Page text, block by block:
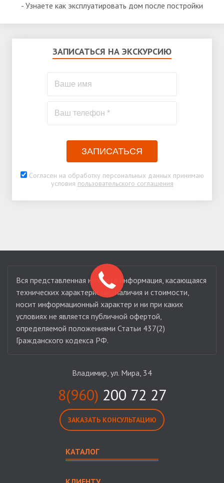
- Узнаете как эксплуатировать дом после постройки
ЗАПИСАТЬСЯ НА ЭКСКУРСИЮ
ЗАПИСАТЬСЯ
Согласен на обработку персональных данных принимаю
условия пользовательского соглашения
Вся представленная на сайте информация, касающаяся
технических характеристик, наличия и стоимости,
носит информационный характер и ни при каких
условиях не является публичной офертой,
определяемой положениями Статьи 437(2)
Гражданского кодекса РФ.
Владимир, ул. Мира, 34
8(960) 200 72 27
ЗАКАЗАТЬ КОНСУЛЬТАЦИЮ
КАТАЛОГ